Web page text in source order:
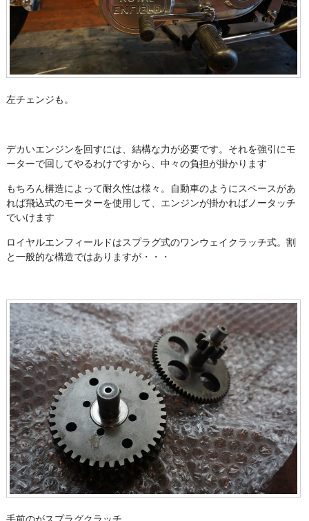
左チェンジも。
デカいエンジンを回すには、結構な力が必要です。それを強引にモ
ーターで回してやるわけですから、中々の負担が掛かります
もちろん構造によって耐久性は様々。自動車のようにスペースがあ
れば飛込式のモーターを使用して、エンジンが掛かればノータッチ
でいけます
ロイヤルエンフィールドはスプラグ式のワンウェイクラッチ式。割
と一般的な構造ではありますが・・・